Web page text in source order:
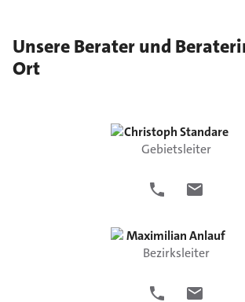
Unsere Berater und
Ort
ChristophStandare
Gebietsleiter
MaximilianAnlauf
Bezirksleiter